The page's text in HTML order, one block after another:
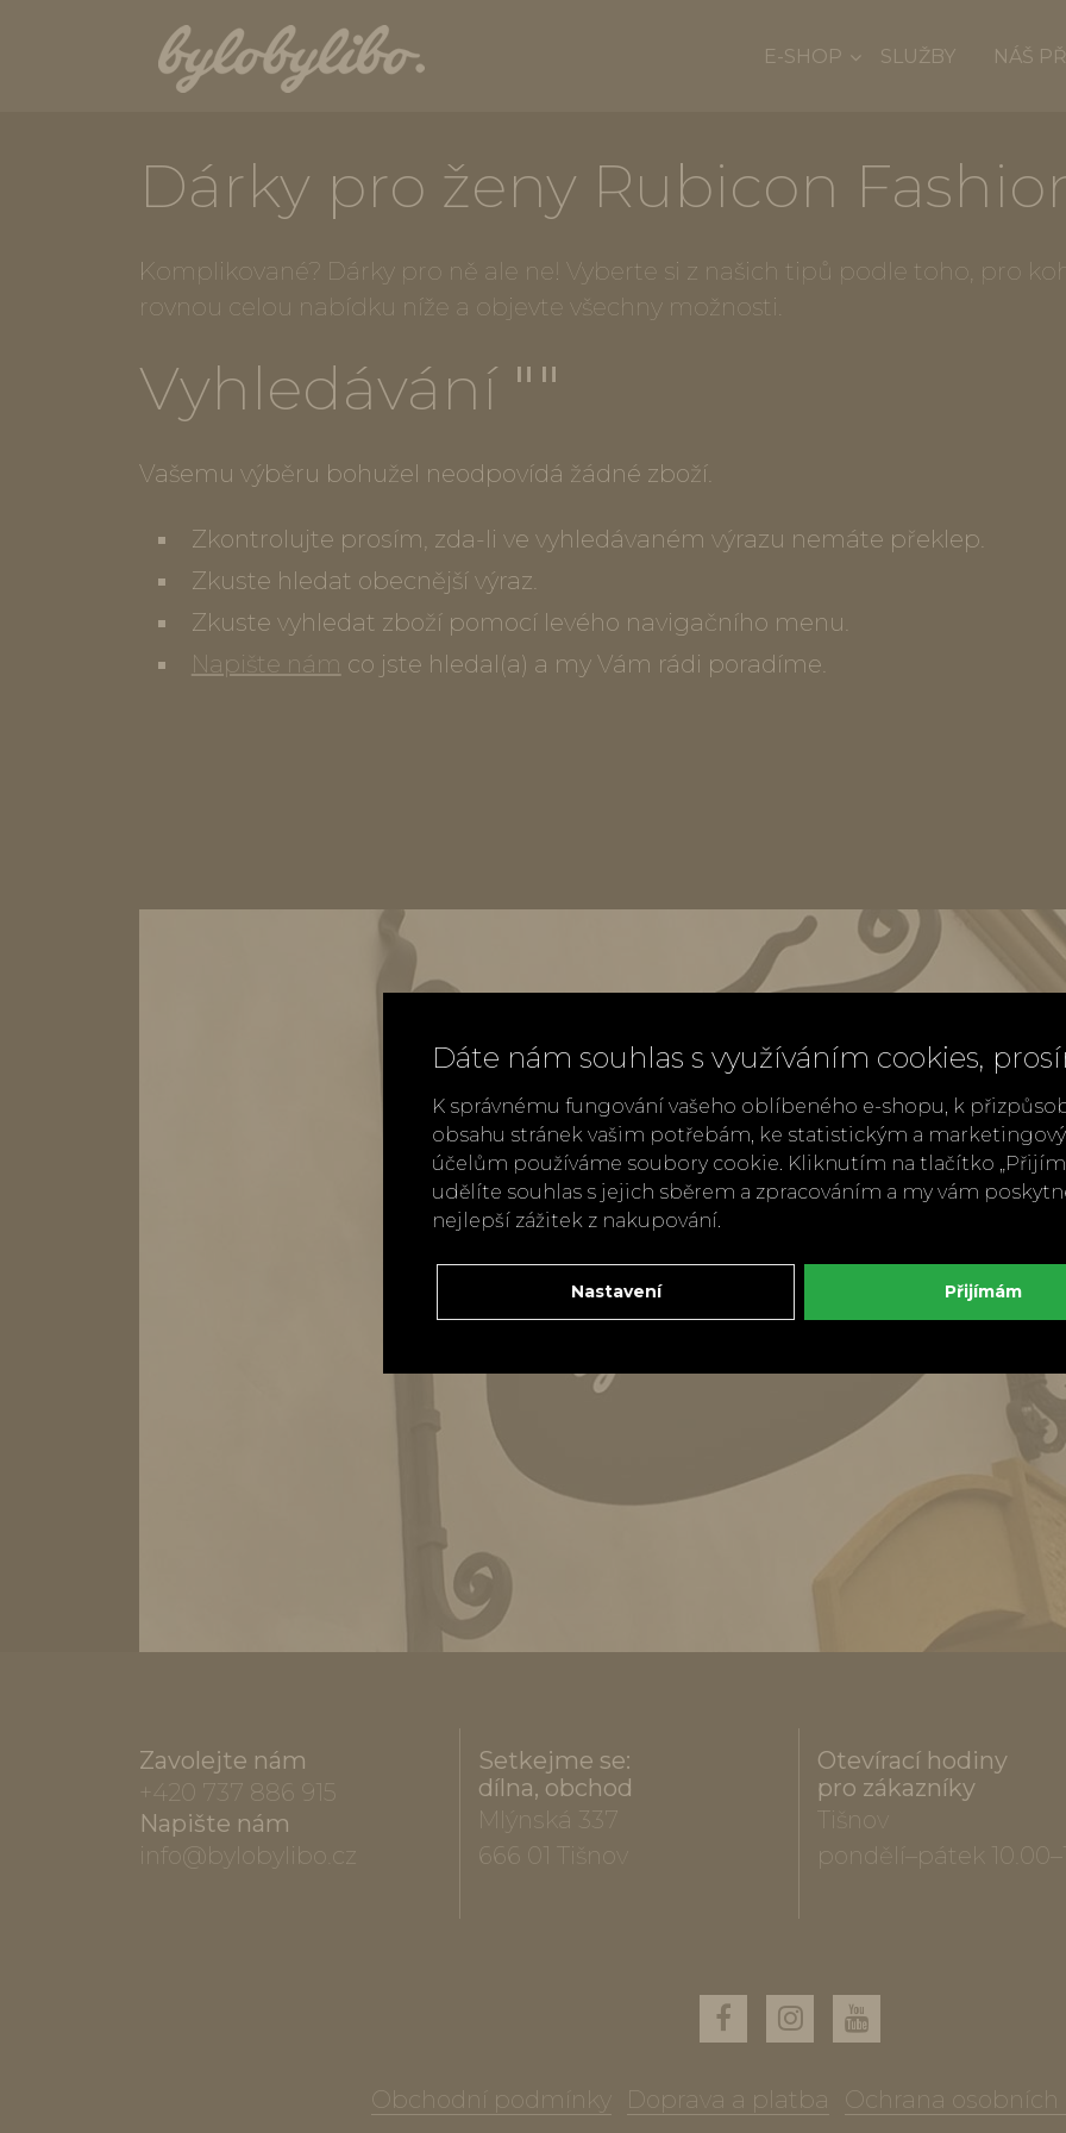
Dárky pro ženy Rubicon
Komplikované? Dárky pro ně ale ne! Vyberte si z našich tipů podle toho, pro
rovnou celou nabídku níže a objevte všechny možnosti.
Vyhledávání ""
Vašemu výběru bohužel neodpovídá žádné zboží.
Zkontrolujte prosím, zda-li ve vyhledávaném výrazu nemáte překlep.
Zkuste hledat obecnější výraz.
Zkuste vyhledat zboží pomocí levého navigačního menu.
Napište nám co jste hledal(a) a my Vám rádi poradíme.
Zavolejte nám
+420 737 886 915
Napište nám
info@bylobylibo.cz
Setkejme se:
dílna, obchod
Mlýnská 337
666 01 Tišnov
Otevírací hodiny
pro zákazníky
Tišnov
pondělí–pátek
Obchodní podmínky Doprava a platba Ochrana
E-SHOP SLUŽBY NÁŠ
Dáte nám souhlas s využíváním cookies,
K správnému fungování vašeho oblíbeného e-shopu, k
obsahu stránek vašim potřebám, ke statistickým a
účelům používáme soubory cookie. Kliknutím na tlačítko
udělíte souhlas s jejich sběrem a zpracováním a my vám
nejlepší zážitek z nakupování.
Nastavení Přijímám